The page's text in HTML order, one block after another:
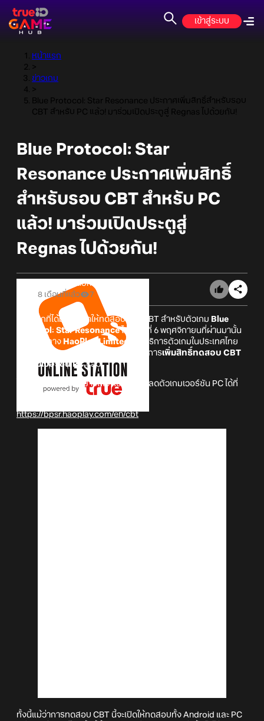
เข้าสู่ระบบ
หน้าแรก
>
ข่าวเกม
>
Blue Protocol: Star Resonance ประกาศเพิ่มสิทธิ์สำหรับรอบ
CBT สำหรับ PC แล้ว! มาร่วมเปิดประตูสู่ Regnas ไปด้วยกัน!
Blue Protocol: Star
Resonance ประกาศเพิ่มสิทธิ์
สำหรับรอบ CBT สำหรับ PC
แล้ว! มาร่วมเปิดประตูสู่
Regnas ไปด้วยกัน!
Online Station
8 เดือนที่แล้ว
7
หลังจากที่ได้มีการเปิดให้ทดสอบรอบ CBT สำหรับตัวเกม Blue
Protocol: Star Resonanceไปในวันที่ 6 พฤศจิกายนที่ผ่านมานั้น
ล่าสุดนั้นทาง HaoPlay Limited
ผู้ให้บริการตัวเกมในประเทศไทย
นั้น ก็ได้มาประกาศข่าวสุดน่ายินดีอย่างการเพิ่มสิทธิ์ทดสอบ CBT
ตัวเกมเวอร์ชัน PCแล้ว!
โดยผู้ที่สนใจนั้นก็สามารถเข้าไปดาวน์โหลดตัวเกมเวอร์ชัน PC ได้ที่
ลิงก์ด้านล่างได้เลย!
https://bpsr.haoplay.com/en/cbt
ทั้งนี้แม้ว่าการทดสอบ CBT นี้จะเปิดให้ทดสอบทั้ง Android และ PC